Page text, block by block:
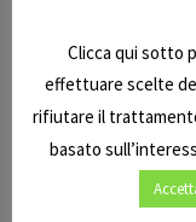
camper, sia
usate o nuove.
Ti aspettiamo!
Clicca qui sotto
effettuare scelte
rifiutare il
basato